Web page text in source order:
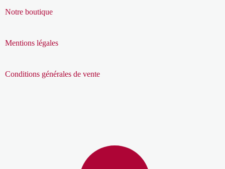
Notre boutique
Mentions légales
Conditions générales de vente